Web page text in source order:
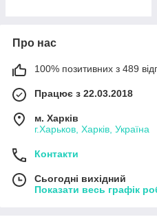
Про нас
100% позитивних з 489
Працює з 22.03.2018
м. Харків
г.Харьков, Харків, Україна
Контакти
Сьогодні вихідний
Показати весь графік